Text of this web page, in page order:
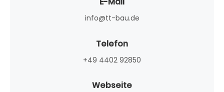
info@tt-bau.de
Telefon
+49 4402 92850
Webseite